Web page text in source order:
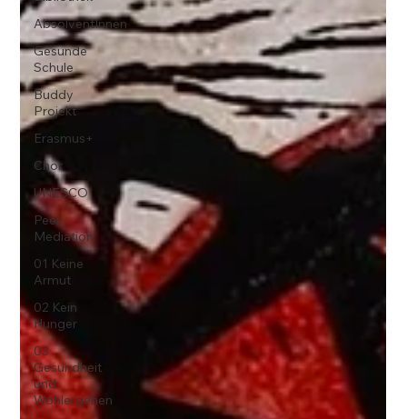
AbsolventInnen
Gesunde
Schule
Buddy
Projekt
Erasmus+
Chor
UNESCO
Peer
Mediation
01 Keine
Armut
02 Kein
Hunger
03
Gesundheit
und
Wohlergehen